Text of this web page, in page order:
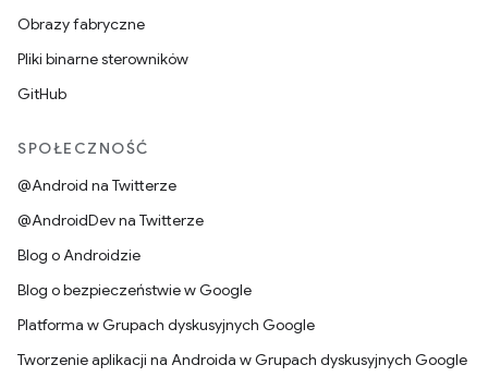
Obrazy fabryczne
Pliki binarne sterowników
GitHub
SPOŁECZNOŚĆ
@Android na Twitterze
@AndroidDev na Twitterze
Blog o Androidzie
Blog o bezpieczeństwie w Google
Platforma w Grupach dyskusyjnych Google
Tworzenie aplikacji na Androida w Grupach dyskusyjnych Google